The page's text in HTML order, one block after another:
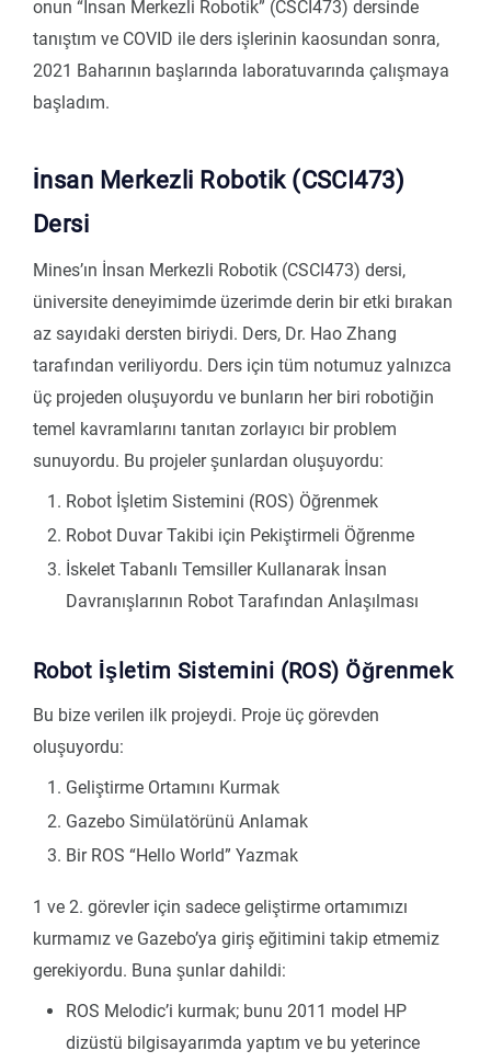
onun “İnsan Merkezli Robotik” (CSCI473) dersinde
tanıştım ve COVID ile ders işlerinin kaosundan sonra,
2021 Baharının başlarında laboratuvarında çalışmaya
başladım.
İnsan Merkezli Robotik (CSCI473)
Dersi
Mines’ın İnsan Merkezli Robotik (CSCI473) dersi,
üniversite deneyimimde üzerimde derin bir etki bırakan
az sayıdaki dersten biriydi. Ders, Dr. Hao Zhang
tarafından veriliyordu. Ders için tüm notumuz yalnızca
üç projeden oluşuyordu ve bunların her biri robotiğin
temel kavramlarını tanıtan zorlayıcı bir problem
sunuyordu. Bu projeler şunlardan oluşuyordu:
Robot İşletim Sistemini (ROS) Öğrenmek
Robot Duvar Takibi için Pekiştirmeli Öğrenme
İskelet Tabanlı Temsiller Kullanarak İnsan
Davranışlarının Robot Tarafından Anlaşılması
Robot İşletim Sistemini (ROS) Öğrenmek
Bu bize verilen ilk projeydi. Proje üç görevden
oluşuyordu:
Geliştirme Ortamını Kurmak
Gazebo Simülatörünü Anlamak
Bir ROS “Hello World” Yazmak
1 ve 2. görevler için sadece geliştirme ortamımızı
kurmamız ve Gazebo’ya giriş eğitimini takip etmemiz
gerekiyordu. Buna şunlar dahildi:
ROS Melodic’i kurmak; bunu 2011 model HP
dizüstü bilgisayarımda yaptım ve bu yeterince